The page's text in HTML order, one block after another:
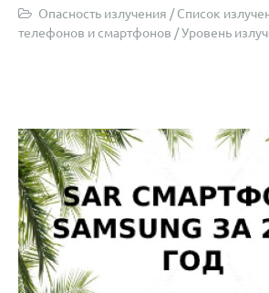
Опасность излучения /Список
телефонов и смартфонов /Уровень